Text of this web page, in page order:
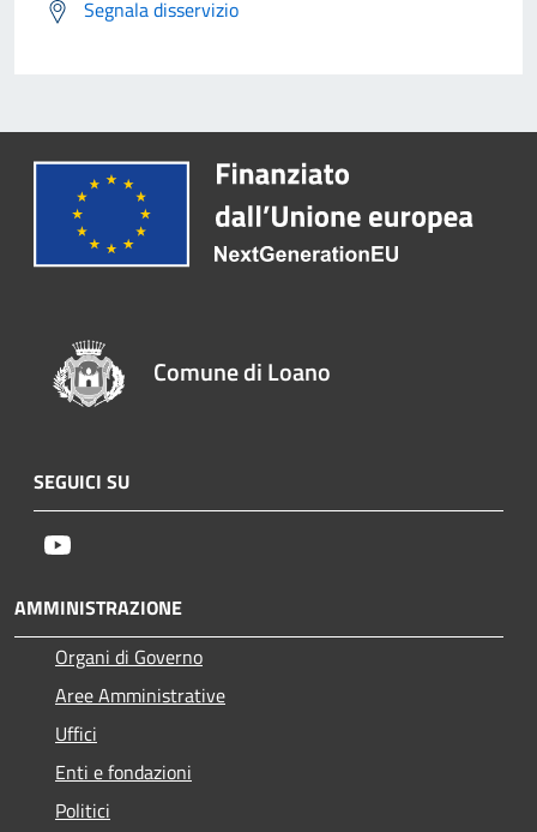
Segnala disservizio
Comune di Loano
SEGUICI SU
AMMINISTRAZIONE
Organi di Governo
Aree Amministrative
Uffici
Enti e fondazioni
Politici